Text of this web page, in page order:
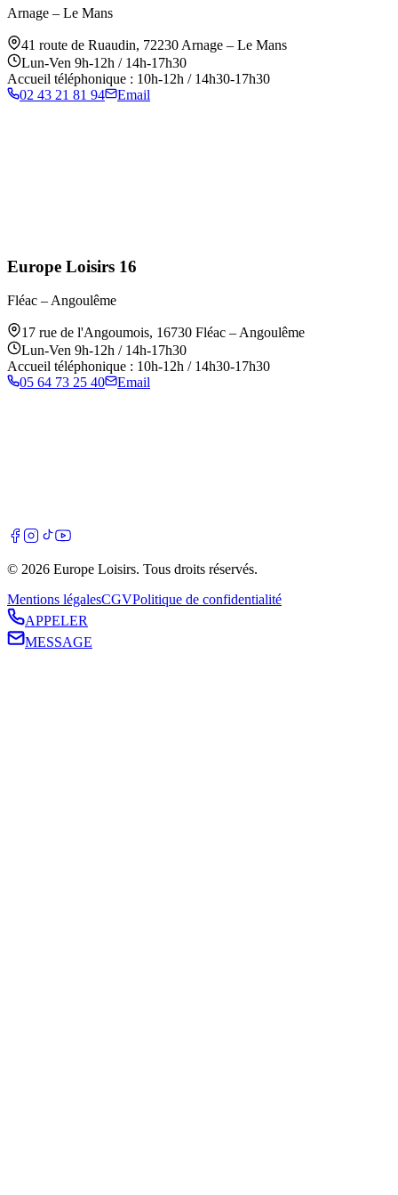
Arnage – Le Mans
41 route de Ruaudin, 72230 Arnage – Le Mans
Lun-Ven 9h-12h / 14h-17h30
Accueil téléphonique : 10h-12h / 14h30-17h30
02 43 21 81 94
Email
Europe Loisirs 16
Fléac – Angoulême
17 rue de l'Angoumois, 16730 Fléac – Angoulême
Lun-Ven 9h-12h / 14h-17h30
Accueil téléphonique : 10h-12h / 14h30-17h30
05 64 73 25 40
Email
© 2026 Europe Loisirs. Tous droits réservés.
Mentions légalesCGVPolitique de confidentialité
APPELER
MESSAGE